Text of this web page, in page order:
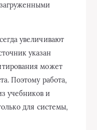
увеличивают
указан
может
Поэтому работа,
учебников и
для системы,